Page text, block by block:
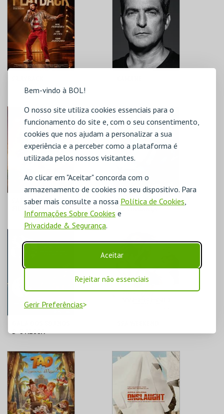
Bem-vindo à BOL!
O nosso site utiliza cookies essenciais para o
funcionamento do site e, com o seu consentimento,
cookies que nos ajudam a personalizar a sua
experiência e a perceber como a plataforma é
utilizada pelos nossos visitantes.
Ao clicar em "Aceitar" concorda com o
armazenamento de cookies no seu dispositivo. Para
saber mais consulte a nossa Política de Cookies
Informações Sobre Cookies e
Privacidade & Segurança.
Aceitar
Rejeitar não essenciais
Gerir Preferências
CINE-TEATRO DE
ALCOBAÇA
MAIS INFO
COMPRAR
CINE-TEATRO DE
ALCOBAÇA
MAIS INFO
COMPRAR
PATRULHA PATA: O
FILME DOS
DINOSSAUROS
ALCOBAÇA
MAIS INFO
MUTINY: CÓDIGO
ALCOBAÇA
D' O ALCOA
CINE-TEATRO DE
ALCOBAÇA
MAIS INFO
COMPRAR
CINE-TEATRO DE
ALCOBAÇA
MAIS INFO
COMPRAR